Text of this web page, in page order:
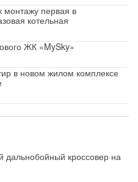
первая в
котельная
ЖК «MySky»
в новом жилом комплексе
кроссовер на